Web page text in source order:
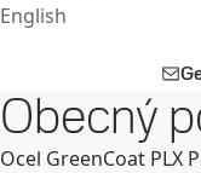
English
Obecný
Ocel GreenCoat PLX